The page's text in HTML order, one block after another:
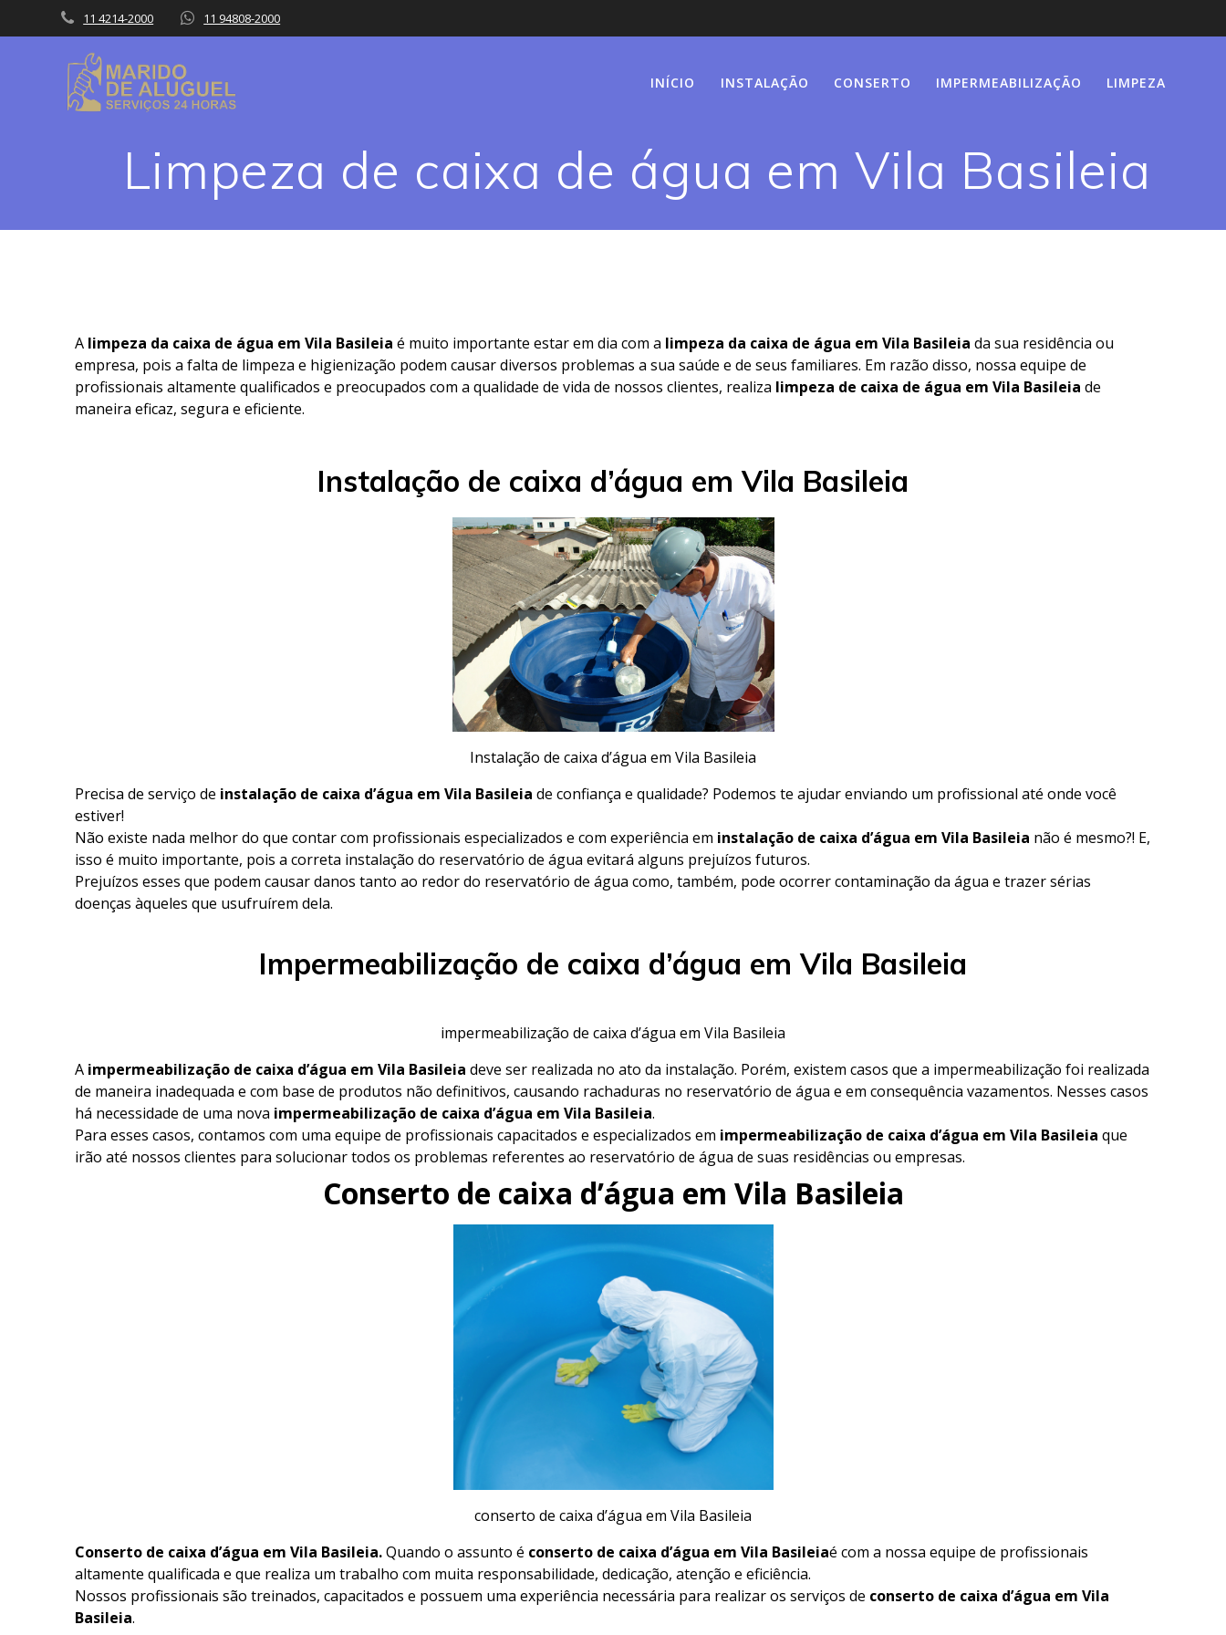
to
11 4214-2000 11 94808-2000
INÍCIO INSTALAÇÃO CONSERTO IMPERMEABILIZAÇÃO LIMPEZA
Limpeza de caixa de água em Vila Basileia
A limpeza da caixa de água em Vila Basileiaé muito importante estar em dia com a limpeza da caixa de água em Vila Basileiada sua residência ou
empresa, pois a falta de limpeza e higienização podem causar diversos problemas a sua saúde e de seus familiares. Em razão disso, nossa equipe de
profissionais altamente qualificados e preocupados com a qualidade de vida de nossos clientes, realiza limpeza de caixa de água em Vila Basileiade
maneira eficaz, segura e eficiente.
Instalação de caixa d’água em Vila Basileia
Instalação de caixa d’água em Vila Basileia
Precisa de serviço de instalação de caixa d’água em Vila Basileiade confiança e qualidade? Podemos te ajudar enviando um profissional até onde você
estiver!
Não existe nada melhor do que contar com profissionais especializados e com experiência em instalação de caixa d’água em Vila Basileia não é mesmo?! E,
isso é muito importante, pois a correta instalação do reservatório de água evitará alguns prejuízos futuros.
Prejuízos esses que podem causar danos tanto ao redor do reservatório de água como, também, pode ocorrer contaminação da água e trazer sérias
doenças àqueles que usufruírem dela.
Impermeabilização de caixa d’água em Vila Basileia
impermeabilização de caixa d’água em Vila Basileia
A impermeabilização de caixa d’água em Vila Basileiadeve ser realizada no ato da instalação. Porém, existem casos que a impermeabilização foi realizada
de maneira inadequada e com base de produtos não definitivos, causando rachaduras no reservatório de água e em consequência vazamentos. Nesses casos
há necessidade de uma nova impermeabilização de caixa d’água em Vila Basileia.
Para esses casos, contamos com uma equipe de profissionais capacitados e especializados em impermeabilização de caixa d’água em Vila Basileiaque
irão até nossos clientes para solucionar todos os problemas referentes ao reservatório de água de suas residências ou empresas.
Conserto de caixa d’água em Vila Basileia
conserto de caixa d’água em Vila Basileia
Conserto de caixa d’água em Vila Basileia.Quando o assunto é conserto de caixa d’água em Vila Basileiaé com a nossa equipe de profissionais
altamente qualificada e que realiza um trabalho com muita responsabilidade, dedicação, atenção e eficiência.
Nossos profissionais são treinados, capacitados e possuem uma experiência necessária para realizar os serviços de conserto de caixa d’água em Vila
Basileia.